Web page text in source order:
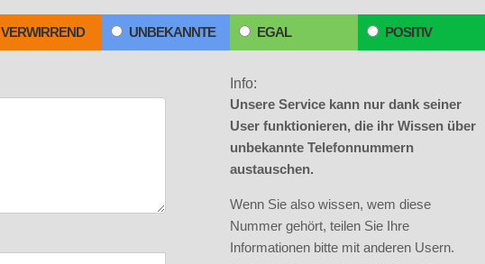
VERWIRREND UNBEKANNTE EGAL POSITIV
Info:
Unsere Service kann nur dank seiner
User funktionieren, die ihr Wissen über
unbekannte Telefonnummern
austauschen.
Wenn Sie also wissen, wem diese
Nummer gehört, teilen Sie Ihre
Informationen bitte mit anderen Usern.